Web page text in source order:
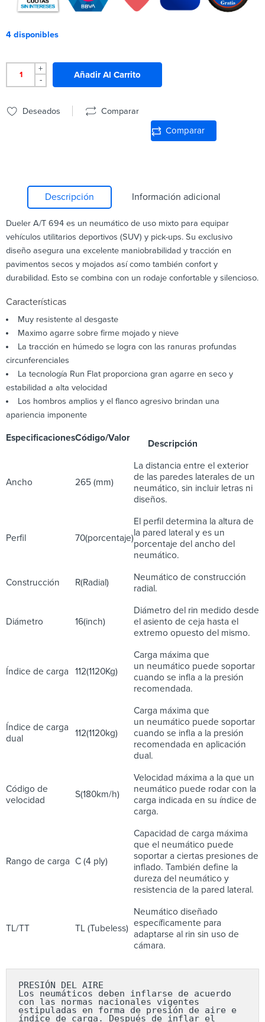
4 disponibles
+
-
Añadir Al Carrito
Deseados Comparar
Comparar
Descripción Información adicional
Dueler A/T 694 es un neumático de uso mixto para equipar
vehículos utilitarios deportivos (SUV) y pick-ups. Su exclusivo
diseño asegura una excelente maniobrabilidad y tracción en
pavimentos secos y mojados así como también confort y
durabilidad. Esto se combina con un rodaje confortable y silencioso.
Características
Muy resistente al desgaste
Maximo agarre sobre firme mojado y nieve
La tracción en húmedo se logra con las ranuras profundas
circunferenciales
La tecnología Run Flat proporciona gran agarre en seco y
estabilidad a alta velocidad
Los hombros amplios y el flanco agresivo brindan una
apariencia imponente
EspecificacionesCódigo/Valor
Descripción
Ancho 265 (mm)
La distancia entre el exterior
de las paredes laterales de un
neumático, sin incluir letras ni
diseños.
Perfil 70(porcentaje)
El perfil determina la altura de
la pared lateral y es un
porcentaje del ancho del
neumático.
Construcción R(Radial)
Neumático de construcción
radial.
Diámetro 16(inch)
Diámetro del rin medido desde
el asiento de ceja hasta el
extremo opuesto del mismo.
Índice de carga 112(1120Kg)
Carga máxima que
un neumático puede soportar
cuando se infla a la presión
recomendada.
Índice de carga
dual
112(1120kg)
Carga máxima que
un neumático puede soportar
cuando se infla a la presión
recomendada en aplicación
dual.
Código de
velocidad
S(180km/h)
Velocidad máxima a la que un
neumático puede rodar con la
carga indicada en su índice de
carga.
Rango de carga C (4 ply)
Capacidad de carga máxima
que el neumático puede
soportar a ciertas presiones de
inflado. También define la
dureza del neumático y
resistencia de la pared lateral.
TL/TT TL (Tubeless)
Neumático diseñado
específicamente para
adaptarse al rin sin uso de
cámara.
PRESIÓN DEL AIRE
Los neumáticos deben inflarse de acuerdo
con las normas nacionales vigentes
estipuladas en forma de presión de aire e
índice de carga. Después de inflar el